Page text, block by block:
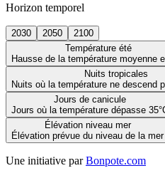
Horizon temporel
2030 2050
2100
Température été
Hausse de la température moyenne
Nuits tropicales
Nuits où la température ne descend
Jours de canicule
Jours où la température dépasse
Élévation niveau mer
Élévation prévue du niveau de la mer
Une initiative par Bonpote.com